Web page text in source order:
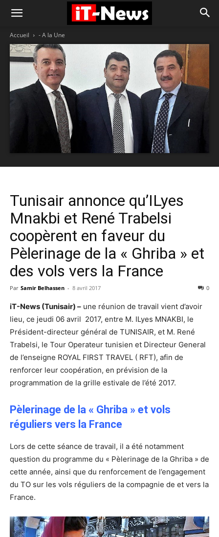
Accueil - A la Une
Tunisair annonce qu’ILyes
Mnakbi et René Trabelsi
coopèrent en faveur du
Pèlerinage de la « Ghriba » et
des vols vers la France
Par Samir Belhassen - 8 avril 2017 0
iT-News (Tunisair) – une réunion de travail vient d’avoir
lieu, ce jeudi 06 avril 2017, entre M. ILyes MNAKBI, le
Président-directeur général de TUNISAIR, et M. René
Trabelsi, le Tour Operateur tunisien et Directeur General
de l’enseigne ROYAL FIRST TRAVEL ( RFT), afin de
renforcer leur coopération, en prévision de la
programmation de la grille estivale de l’été 2017.
Pèlerinage de la « Ghriba » et vols
réguliers vers la France
Lors de cette séance de travail, il a été notamment
question du programme du « Pèlerinage de la Ghriba » de
cette année, ainsi que du renforcement de l’engagement
du TO sur les vols réguliers de la compagnie de et vers la
France.